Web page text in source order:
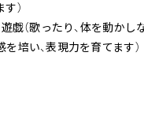
）
遊戯（歌ったり、体を動かし
培い、表現力を育てます）